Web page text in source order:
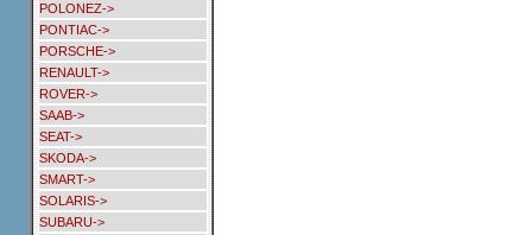
POLONEZ->
PONTIAC->
PORSCHE->
RENAULT->
ROVER->
SAAB->
SEAT->
SKODA->
SMART->
SOLARIS->
SUBARU->